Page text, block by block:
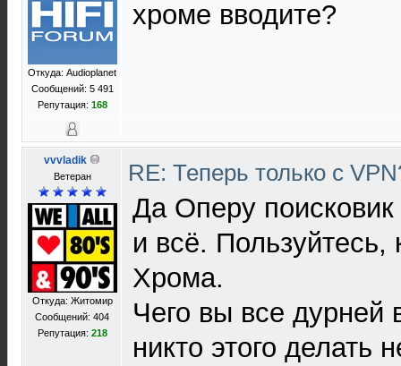
Откуда: Audioplanet
Сообщений: 5 491
Репутация: 168
хроме вводите?
vvvladik
Ветеран
Откуда: Житомир
Сообщений: 404
Репутация: 218
RE: Теперь только с
Да Оперу
и всё. Пользуйтесь,
Хрома.
Чего вы все дурней
никто этого делать